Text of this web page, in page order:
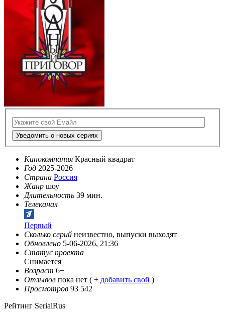
Уведомить о новых сериях
Кинокомпания Красный квадрат
Год 2025-2026
Страна Россия
Жанр шоу
Длительность 39 мин.
Телеканал
Первый
Сколько серий неизвестно, выпуски выходят
Обновлено 5-06-2026, 21:36
Статус проекта
Снимается
Возраст 6+
Отзывов пока нет ( + добавить свой )
Просмотров 93 542
Рейтинг SerialRus